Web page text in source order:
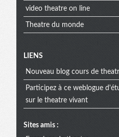
video theatre on line
Theatre du monde
Menu
extra
LIENS
Nouveau blog cours de
Participez à ce weblogue
sur le theatre vivant
Sites amis :